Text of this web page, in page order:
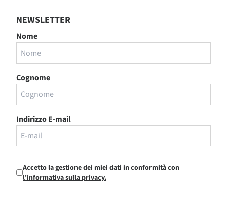
NEWSLETTER
Nome
Cognome
Indirizzo E-mail
Accetto la gestione dei miei dati in conformità con
l'informativa sulla privacy.